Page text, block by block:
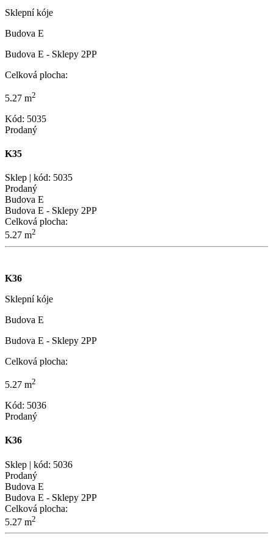
Sklepní kóje
Budova E
Budova E - Sklepy 2PP
Celková plocha:
5.27 m2
Kód: 5035
Prodaný
K35
Sklep | kód: 5035
Prodaný
Budova E
Budova E - Sklepy 2PP
Celková plocha:
5.27 m2
K36
Sklepní kóje
Budova E
Budova E - Sklepy 2PP
Celková plocha:
5.27 m2
Kód: 5036
Prodaný
K36
Sklep | kód: 5036
Prodaný
Budova E
Budova E - Sklepy 2PP
Celková plocha:
5.27 m2